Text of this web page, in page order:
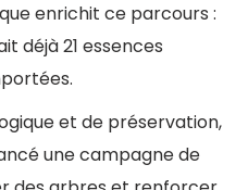
enrichit ce parcours :
déjà 21 essences
et de préservation,
une campagne de